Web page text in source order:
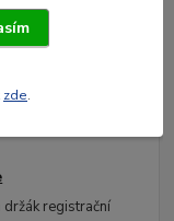
držák registrační
zde.